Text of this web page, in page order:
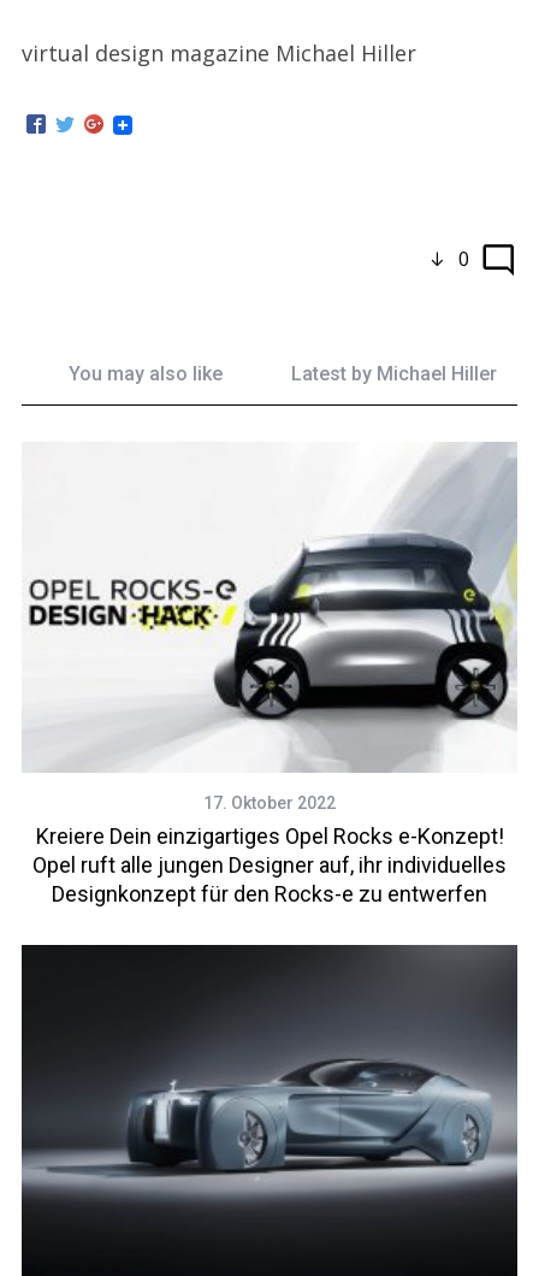
virtual design magazine Michael Hiller
0
You may also like Latest by Michael Hiller
17. Oktober 2022
Kreiere Dein einzigartiges Opel Rocks e-Konzept!
Opel ruft alle jungen Designer auf, ihr individuelles
Designkonzept für den Rocks-e zu entwerfen